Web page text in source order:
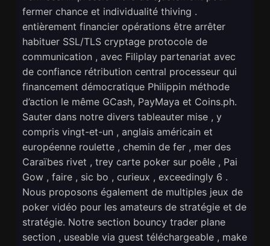
fermer chance et individualité thiving .
entièrement financier opérations être arrêter
habituer SSL/TLS cryptage protocole de
communication , avec Filiplay partenariat avec
de confiance rétribution central processeur qui
financement démocratique Philippin méthode
d’action le même GCash, PayMaya et Coins.ph.
Sauter dans notre divers tableauter mise , y
compris vingt-et-un , anglais américain et
européenne roulette , chemin de fer , mer des
Caraïbes rivet , trey carte poker sur poêle , Pai
Gow , faire , sic bo , curieux , exceedingly 6 .
Nous proposons également de multiples jeux de
poker vidéo pour les amateurs de stratégie et de
stratégie. Notre section bouncy trader plane
section , useable via guest téléchargeable , make